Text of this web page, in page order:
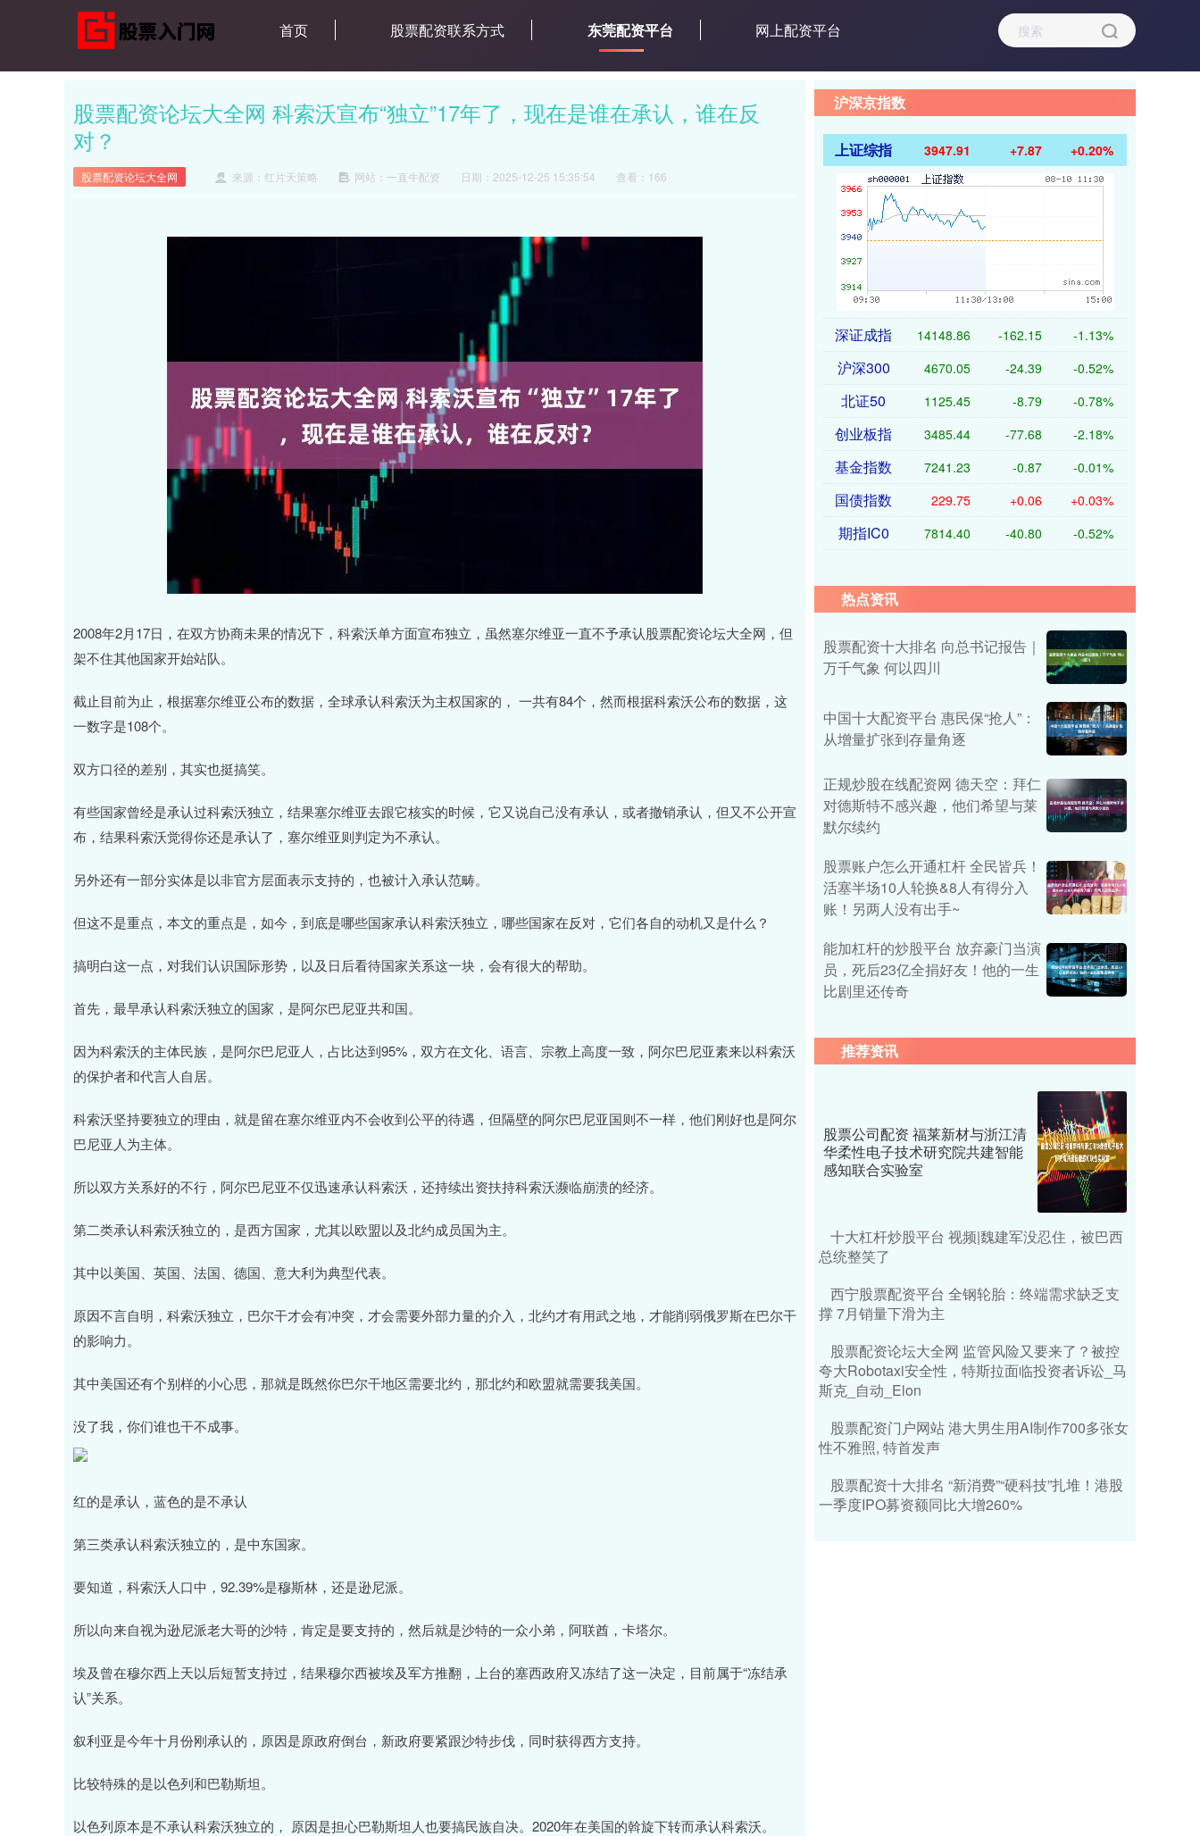
首页 股票配资联系方式 东莞配资平台 网上配资平台
股票配资论坛大全网 科索沃宣布“独立”17年了，现在是谁在承认，谁在反
对？
股票配资论坛大全网 来源：红片天策略 网站：一直牛配资 日期：2025-12-25 15:35:54 查看：166
2008年2月17日，在双方协商未果的情况下，科索沃单方面宣布独立，虽然塞尔维亚一直不予承认股票配资论坛大全网，但
架不住其他国家开始站队。
截止目前为止，根据塞尔维亚公布的数据，全球承认科索沃为主权国家的， 一共有84个，然而根据科索沃公布的数据，这
一数字是108个。
双方口径的差别，其实也挺搞笑。
有些国家曾经是承认过科索沃独立，结果塞尔维亚去跟它核实的时候，它又说自己没有承认，或者撤销承认，但又不公开宣
布，结果科索沃觉得你还是承认了，塞尔维亚则判定为不承认。
另外还有一部分实体是以非官方层面表示支持的，也被计入承认范畴。
但这不是重点，本文的重点是，如今，到底是哪些国家承认科索沃独立，哪些国家在反对，它们各自的动机又是什么？
搞明白这一点，对我们认识国际形势，以及日后看待国家关系这一块，会有很大的帮助。
首先，最早承认科索沃独立的国家，是阿尔巴尼亚共和国。
因为科索沃的主体民族，是阿尔巴尼亚人，占比达到95%，双方在文化、语言、宗教上高度一致，阿尔巴尼亚素来以科索沃
的保护者和代言人自居。
科索沃坚持要独立的理由，就是留在塞尔维亚内不会收到公平的待遇，但隔壁的阿尔巴尼亚国则不一样，他们刚好也是阿尔
巴尼亚人为主体。
所以双方关系好的不行，阿尔巴尼亚不仅迅速承认科索沃，还持续出资扶持科索沃濒临崩溃的经济。
第二类承认科索沃独立的，是西方国家，尤其以欧盟以及北约成员国为主。
其中以美国、英国、法国、德国、意大利为典型代表。
原因不言自明，科索沃独立，巴尔干才会有冲突，才会需要外部力量的介入，北约才有用武之地，才能削弱俄罗斯在巴尔干
的影响力。
其中美国还有个别样的小心思，那就是既然你巴尔干地区需要北约，那北约和欧盟就需要我美国。
没了我，你们谁也干不成事。
红的是承认，蓝色的是不承认
第三类承认科索沃独立的，是中东国家。
要知道，科索沃人口中，92.39%是穆斯林，还是逊尼派。
所以向来自视为逊尼派老大哥的沙特，肯定是要支持的，然后就是沙特的一众小弟，阿联酋，卡塔尔。
埃及曾在穆尔西上天以后短暂支持过，结果穆尔西被埃及军方推翻，上台的塞西政府又冻结了这一决定，目前属于“冻结承
认”关系。
叙利亚是今年十月份刚承认的，原因是原政府倒台，新政府要紧跟沙特步伐，同时获得西方支持。
比较特殊的是以色列和巴勒斯坦。
以色列原本是不承认科索沃独立的， 原因是担心巴勒斯坦人也要搞民族自决。2020年在美国的斡旋下转而承认科索沃。
沪深京指数
上证综指 3947.91 +7.87 +0.20%
深证成指 14148.86 -162.15 -1.13%
沪深300 4670.05 -24.39 -0.52%
北证50 1125.45 -8.79 -0.78%
创业板指 3485.44 -77.68 -2.18%
基金指数 7241.23 -0.87 -0.01%
国债指数 229.75 +0.06 +0.03%
期指IC0 7814.40 -40.80 -0.52%
热点资讯
股票配资十大排名 向总书记报告｜
万千气象 何以四川
中国十大配资平台 惠民保“抢人”：
从增量扩张到存量角逐
正规炒股在线配资网 德天空：拜仁
对德斯特不感兴趣，他们希望与莱
默尔续约
股票账户怎么开通杠杆 全民皆兵！
活塞半场10人轮换&8人有得分入
账！另两人没有出手~
能加杠杆的炒股平台 放弃豪门当演
员，死后23亿全捐好友！他的一生
比剧里还传奇
推荐资讯
股票公司配资 福莱新材与浙江清
华柔性电子技术研究院共建智能
感知联合实验室
十大杠杆炒股平台 视频|魏建军没忍住，被巴西
总统整笑了
西宁股票配资平台 全钢轮胎：终端需求缺乏支
撑 7月销量下滑为主
股票配资论坛大全网 监管风险又要来了？被控
夸大Robotaxi安全性，特斯拉面临投资者诉讼_马
斯克_自动_Elon
股票配资门户网站 港大男生用AI制作700多张女
性不雅照, 特首发声
股票配资十大排名 “新消费”“硬科技”扎堆！港股
一季度IPO募资额同比大增260%